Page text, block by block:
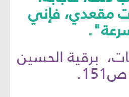
مقعدي، فإني
برقية الحسين